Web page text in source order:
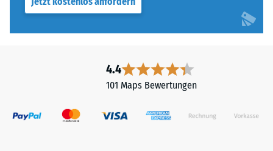
4.4
101 Maps Bewertungen